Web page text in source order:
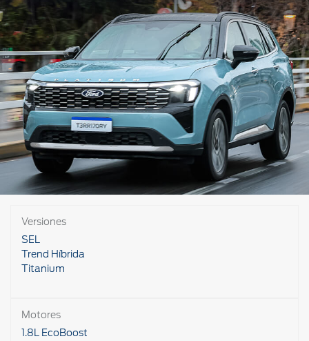
Versiones
SEL
Trend Híbrida
Titanium
Motores
1.8L EcoBoost